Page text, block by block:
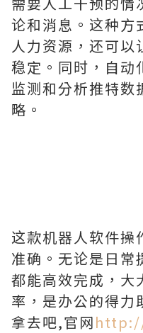
论和消息。这种方
人力资源，还可以
稳定。同时，自动
监测和分析推特数
略。
这款机器人软件操
准确。无论是日常
都能高效完成，大
率，是办公的得力
拿去吧,官网